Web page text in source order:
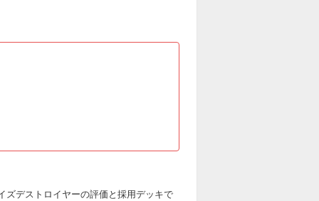
デストロイヤーの評価と採用デッキで